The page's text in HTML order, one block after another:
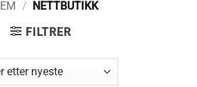
/ NETTBUTIKK
FILTRER